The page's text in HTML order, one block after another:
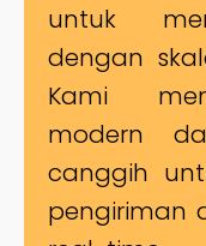
untuk
dengan
Kami
modern
canggih
pengiriman